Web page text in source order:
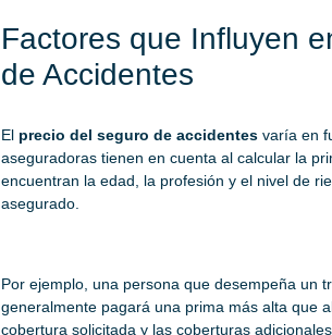
Factores que Influyen
de Accidentes
El precio del seguro de accidentes varía en
aseguradoras tienen en cuenta al calcular la
encuentran la edad, la profesión y el nivel de
asegurado.
Por ejemplo, una persona que desempeña un
generalmente pagará una prima más alta que
cobertura solicitada y las coberturas